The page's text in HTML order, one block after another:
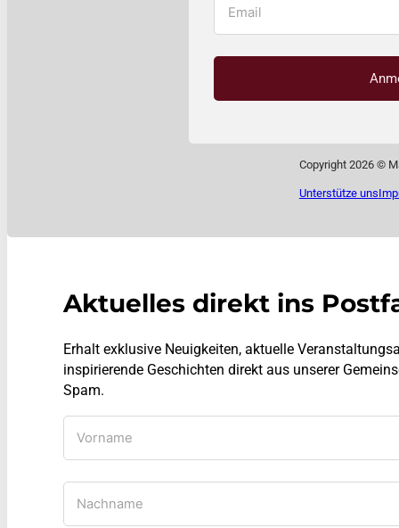
Copyright 2026 ©
Unterstütze uns
Aktuelles direkt ins
Erhalt exklusive Neuigkeiten, aktuelle
inspirierende Geschichten direkt aus unserer
Spam.